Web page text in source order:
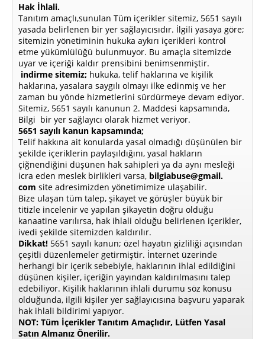
Hak İhlali.
Tanıtım amaçlı,sunulan Tüm içerikler sitemiz, 5651 sayılı
yasada belirlenen bir yer sağlayıcısıdır. İlgili yasaya göre;
sitemizin yönetiminin hukuka aykırı içerikleri kontrol
etme yükümlülüğü bulunmuyor. Bu amaçla sitemizde
uyar ve içeriği kaldır prensibini benimsenmiştir.
indirme sitemiz; hukuka, telif haklarına ve kişilik
haklarına, yasalara saygılı olmayı ilke edinmiş ve her
zaman bu yönde hizmetlerini sürdürmeye devam ediyor.
Sitemiz, 5651 sayılı kanunun 2. Maddesi kapsamında,
Bilgi bir yer sağlayıcı olarak hizmet veriyor.
5651 sayılı kanun kapsamında;
Telif hakkına ait konularda yasal olmadığı düşünülen bir
şekilde içeriklerin paylaşıldığını, yasal hakların
çiğnendiğini düşünen hak sahipleri ya da aynı mesleği
icra eden meslek birlikleri varsa, bilgiabuse@gmail.
com site adresimizden yönetimimize ulaşabilir.
Bize ulaşan tüm talep, şikayet ve görüşler büyük bir
titizle incelenir ve yapılan şikayetin doğru olduğu
kanaatine varılırsa, hak ihlali olduğu belirlenen içerikler,
ivedi şekilde sitemizden kaldırılır.
Dikkat! 5651 sayılı kanun; özel hayatın gizliliği açısından
çeşitli düzenlemeler getirmiştir. İnternet üzerinde
herhangi bir içerik sebebiyle, haklarının ihlal edildiğini
düşünen kişiler, içeriğin yayından kaldırılmasını talep
edebiliyor. Kişilik haklarının ihlali durumu söz konusu
olduğunda, ilgili kişiler yer sağlayıcısına başvuru yaparak
hak ihlali bildirimi yapıyor.
NOT: Tüm İçerikler Tanıtım Amaçlıdır, Lütfen Yasal
Satın Almanız Önerilir.